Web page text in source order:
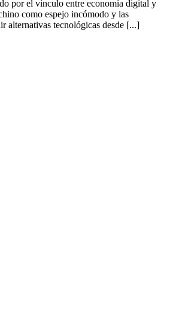
por el vínculo entre economía digital y
como espejo incómodo y las
alternativas tecnológicas desde [...]